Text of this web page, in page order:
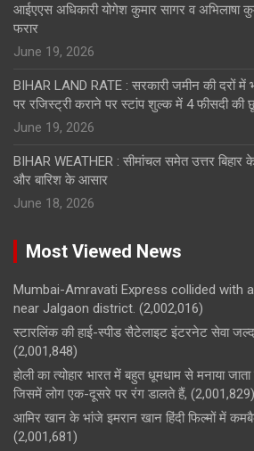
आईएएस अधिकारी योगेश कुमार सागर व अभिलाषा
फरार
June 19, 2026
BIHAR LAND RATE : सरकारी जमीन की दरों में
पर रजिस्ट्री कराने पर स्टांप शुल्क में 4 फीसदी की
June 19, 2026
BIHAR WEATHER : सीमांचल समेत उत्तर
और बारिश के आसार
June 18, 2026
Most Viewed News
Mumbai-Amravati Express collided with
near Jalgaon district. (2,002,016)
स्टारलिंक की हाई-स्पीड सैटेलाइट इंटरनेट सेवा जल्द
(2,001,848)
होली का त्योहार भारत में बहुत धूमधाम से मनाया
जिसमें लोग एक-दूसरे पर रंग डालते हैं, (2,001,829)
आमिर खान के भांजे इमरान खान हिंदी फिल्मों में
(2,001,681)